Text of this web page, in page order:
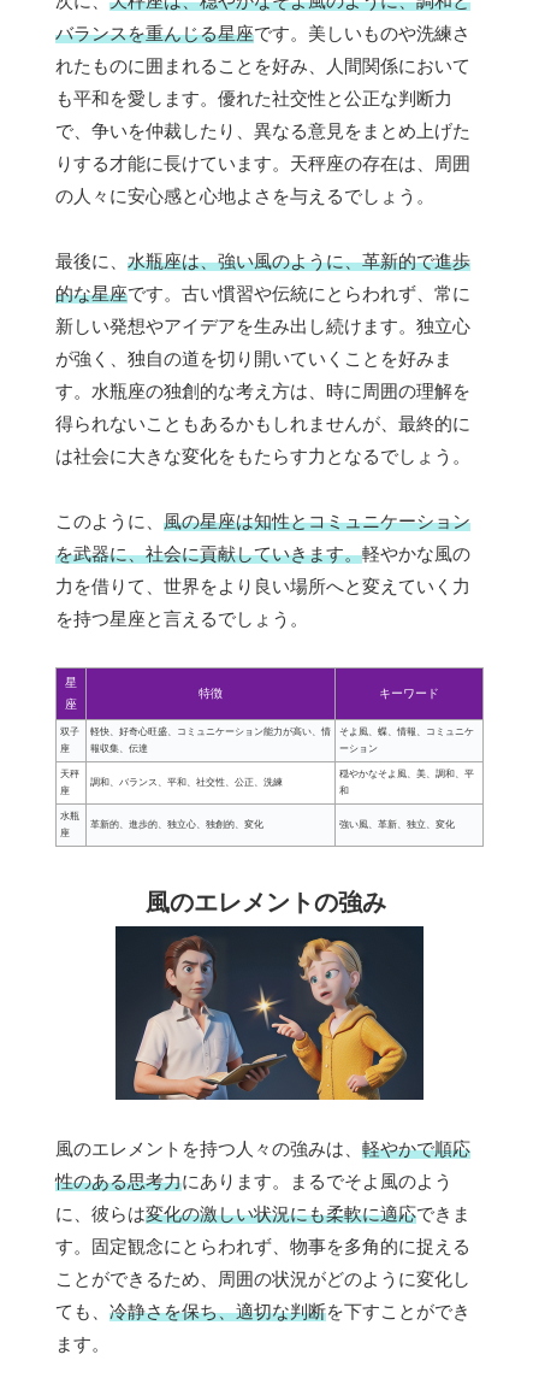
バランスを重んじる星座です。美しいものや洗練さ
れたものに囲まれることを好み、人間関係において
も平和を愛します。優れた社交性と公正な判断力
で、争いを仲裁したり、異なる意見をまとめ上げた
りする才能に長けています。天秤座の存在は、周囲
の人々に安心感と心地よさを与えるでしょう。
最後に、 水瓶座は、強い風のように、革新的で進歩
的な星座です。古い慣習や伝統にとらわれず、常に
新しい発想やアイデアを生み出し続けます。独立心
が強く、独自の道を切り開いていくことを好みま
す。水瓶座の独創的な考え方は、時に周囲の理解を
得られないこともあるかもしれませんが、最終的に
は社会に大きな変化をもたらす力となるでしょう。
このように、 風の星座は知性とコミュニケーション
を武器に、社会に貢献していきます。軽やかな風の
力を借りて、世界をより良い場所へと変えていく力
を持つ星座と言えるでしょう。
星
座
特徴 キーワード
双子
座
軽快、好奇心旺盛、コミュニケーション能力が高い、情
報収集、伝達
そよ風、蝶、情報、コミュニケ
ーション
天秤
座
調和、バランス、平和、社交性、公正、洗練
穏やかなそよ風、美、調和、平
和
水瓶
座
革新的、進歩的、独立心、独創的、変化 強い風、革新、独立、変化
風のエレメントの強み
風のエレメントを持つ人々の強みは、 軽やかで順応
性のある思考力にあります。まるでそよ風のよう
に、彼らは変化の激しい状況にも柔軟に適応できま
す。固定観念にとらわれず、物事を多角的に捉える
ことができるため、周囲の状況がどのように変化し
ても、 冷静さを保ち、適切な判断を下すことができ
ます。